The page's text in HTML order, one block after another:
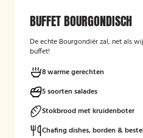
BUFFET BOURGONDISCH
De echte Bourgondiër zal, net als
buffet!
8 warme gerechten
5 soorten salades
Stokbrood met kruidenboter
Chafing dishes, borden &